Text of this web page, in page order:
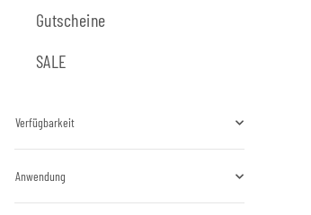
Gutscheine
SALE
Verfügbarkeit
Anwendung